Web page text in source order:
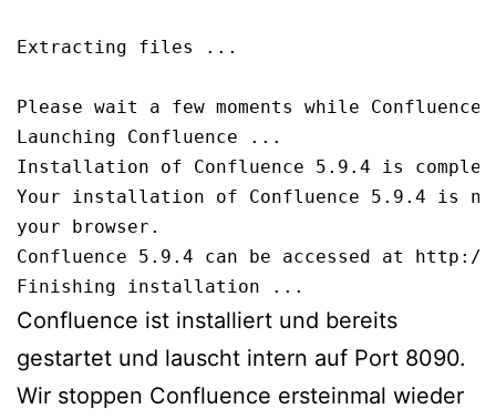
Extracting files ...
Please wait a few moments while
Launching Confluence ...
Installation of Confluence 5.9.4 is
Your installation of Confluence 5.9.4 is
your browser.
Confluence 5.9.4 can be accessed at
Finishing installation ...
Confluence ist installiert und bereits
gestartet und lauscht intern auf Port 8090.
Wir stoppen Confluence ersteinmal wieder